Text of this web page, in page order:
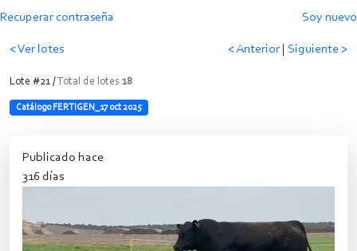
Recuperar contraseña Soy nuevo
< Ver lotes < Anterior Siguiente >
Lote #21 /Total de lotes 18
Catálogo FERTIGEN_17 oct 2025
Publicado hace
316 días